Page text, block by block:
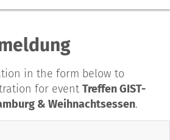
in the form below to
for event Treffen GIST-
& Weihnachtsessen.